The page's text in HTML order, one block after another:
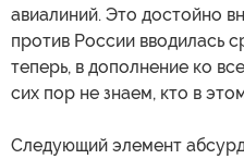
авиалиний. Это достойно
против России вводилась
теперь, в дополнение ко
сих пор не знаем, кто в
Следующий элемент